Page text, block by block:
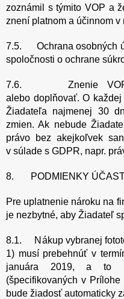
zoznámil s týmito VOP a
znení platnom a účinnom
7.5. Ochrana osobných
spoločnosti o ochrane
7.6. Znenie VOP
alebo doplňovať. O
Žiadateľa najmenej 30
zmien. Ak nebude
právo bez akejkoľvek
v súlade s GDPR, napr.
8. PODMIENKY
Pre uplatnenie nároku na
je nezbytné, aby Žiadateľ
8.1. Nákup vybranej
1) musí prebehnúť v
januára 2019, a to
(špecifikovaných v
bude žiadosť automaticky